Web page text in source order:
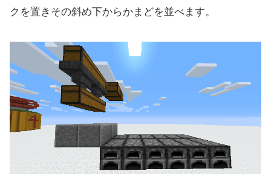
クを置きその斜め下からかまどを並べます。